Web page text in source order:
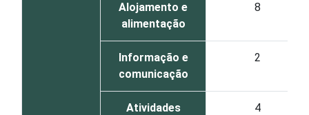
Alojamento e
alimentação
8
Informação e
comunicação
2
Atividades
4